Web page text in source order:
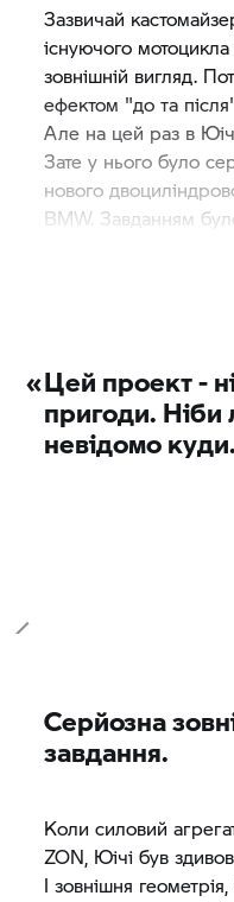
Зазвичай
існуючого
зовнішній вигляд.
ефектом "до та
Але на цей раз в
Зате у нього було
нового
BMW. Завданням
«Цей проект -
пригоди. Ніби
невідомо
Серйозна
завдання.
Коли силовий
ZON, Юічі був
І зовнішня